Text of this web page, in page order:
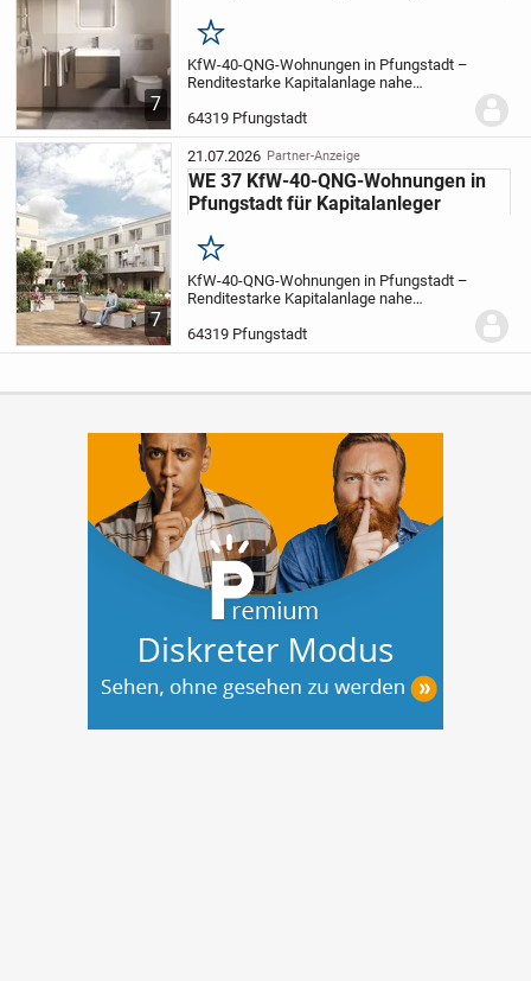
7
Merken
KfW-40-QNG-Wohnungen in Pfungstadt –
Renditestarke Kapitalanlage nahe
Eigentumswohnungen im KfW-40-QNG-
Standard mit Tiefgarage in der
ehemaligen Seidlschen...
64319 Pfungstadt
7
21.07.2026 Partner-Anzeige
WE 37 KfW-40-QNG-Wohnungen in
Pfungstadt für Kapitalanleger
Merken
KfW-40-QNG-Wohnungen in Pfungstadt –
Renditestarke Kapitalanlage nahe
Eigentumswohnungen im KfW-40-QNG-
Standard mit Tiefgarage in der
64319 Pfungstadt